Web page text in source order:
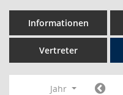
Informationen
Vertreter
Jahr